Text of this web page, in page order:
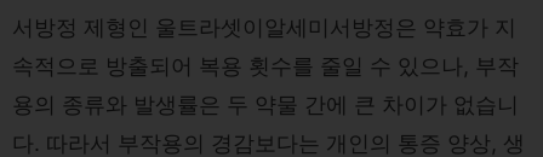
서방정 제형인 울트라셋이알세미서방정은 약효가 지
속적으로 방출되어 복용 횟수를 줄일 수 있으나, 부작
용의 종류와 발생률은 두 약물 간에 큰 차이가 없습니
다. 따라서 부작용의 경감보다는 개인의 통증 양상, 생